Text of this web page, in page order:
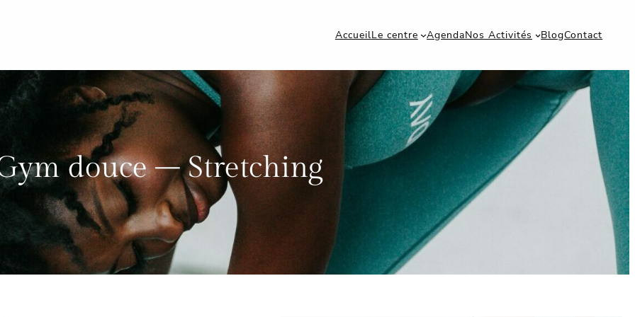
AccueilLe centre AgendaNos Activités BlogContact
douce – Stretching